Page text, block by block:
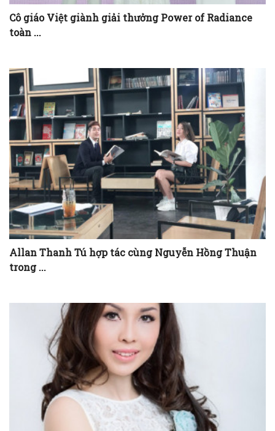
Cô giáo Việt giành giải thưởng Power of Radiance
toàn ...
Allan Thanh Tú hợp tác cùng Nguyễn Hồng Thuận
trong ...